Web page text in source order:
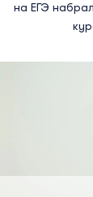
на ЕГЭ